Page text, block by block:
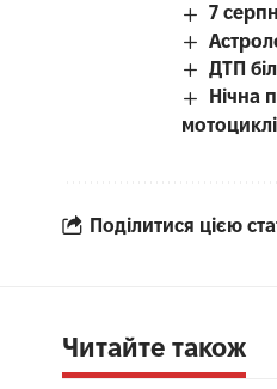
7
ДТП
Нічна
Поділитися цією
Читайте також